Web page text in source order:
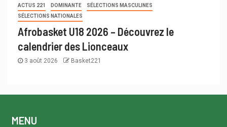
ACTUS 221 DOMINANTE
SÉLECTIONS MASCULINES
SÉLECTIONS NATIONALES
Afrobasket U18 2026 – Découvrez le
calendrier des Lionceaux
3 août 2026 Basket221
MENU